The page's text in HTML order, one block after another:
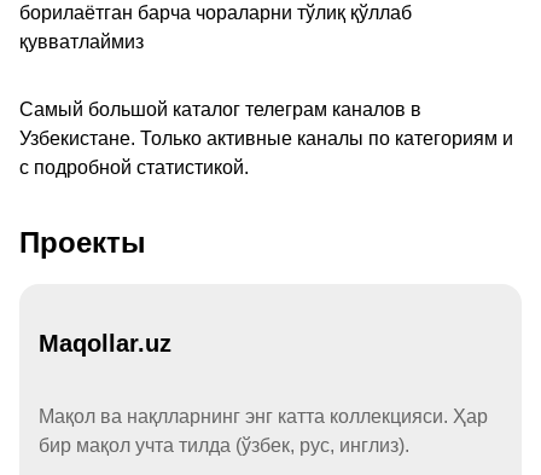
борилаётган барча чораларни тўлиқ қўллаб
қувватлаймиз
Самый большой каталог телеграм каналов в
Узбекистане. Только активные каналы по категориям и
с подробной статистикой.
Проекты
Maqollar.uz
Мақол ва нақлларнинг энг катта коллекцияси. Ҳар
бир мақол учта тилда (ўзбек, рус, инглиз).